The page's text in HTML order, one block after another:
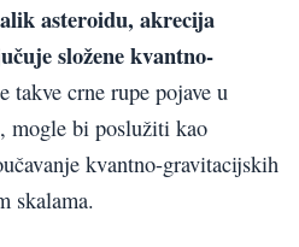
asteroidu, akrecija
složene kvantno-
takve crne rupe pojave u
mogle bi poslužiti kao
kvantno-gravitacijskih
skalama.